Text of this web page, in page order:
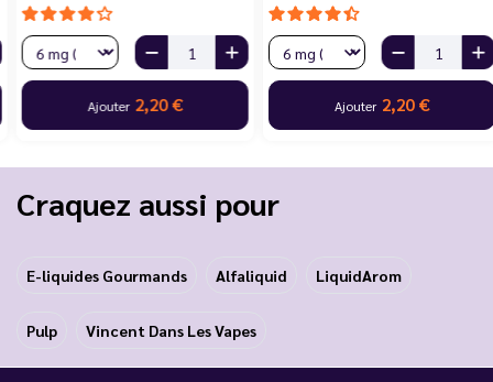
Ajouter2,20 € Ajouter2,20 €
Craquez aussi pour
E-liquides Gourmands Alfaliquid LiquidArom
Pulp Vincent Dans Les Vapes